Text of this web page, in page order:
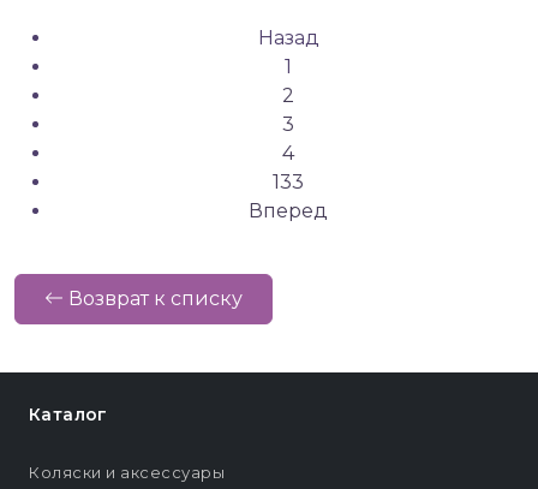
Назад
1
2
3
4
133
Вперед
Возврат к списку
Каталог
Коляски и аксессуары